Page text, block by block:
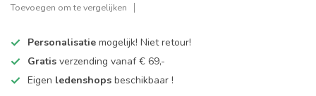
Toevoegen om te vergelijken
Personalisatie mogelijk! Niet retour!
Gratis verzending vanaf € 69,-
Eigen ledenshops beschikbaar !